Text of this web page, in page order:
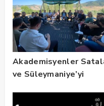
Akademisyenler
ve Süleymaniye’yi